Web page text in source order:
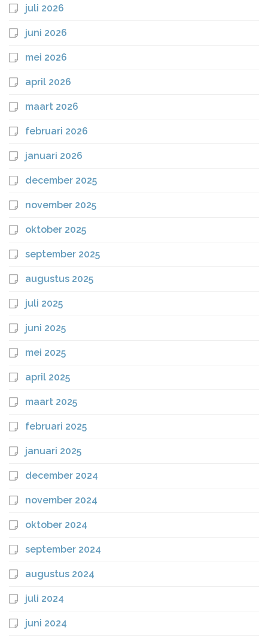
juli 2026
juni 2026
mei 2026
april 2026
maart 2026
februari 2026
januari 2026
december 2025
november 2025
oktober 2025
september 2025
augustus 2025
juli 2025
juni 2025
mei 2025
april 2025
maart 2025
februari 2025
januari 2025
december 2024
november 2024
oktober 2024
september 2024
augustus 2024
juli 2024
juni 2024